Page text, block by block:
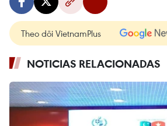
Theo dõi VietnamPlus
NOTICIAS RELACIONADAS